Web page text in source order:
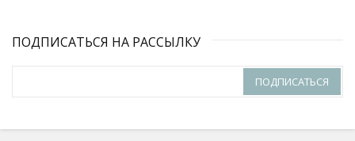
ПОДПИСАТЬСЯ НА РАССЫЛКУ
ПОДПИСАТЬСЯ